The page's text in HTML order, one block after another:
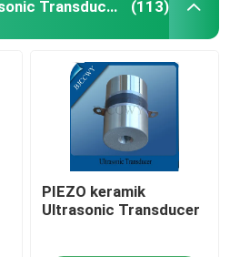
Multi frekuensi Ultrasonic Transducer (113)
PIEZO keramik
Ultrasonic Transducer